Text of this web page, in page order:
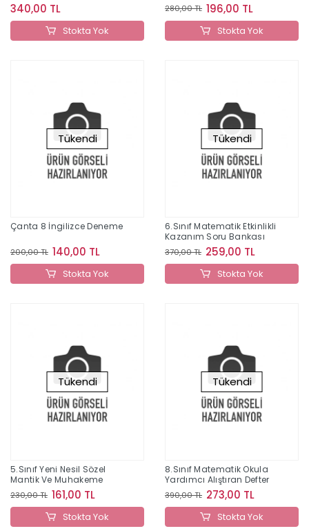
340,00 TL
Stokta Yok
280,00 TL 196,00 TL
Stokta Yok
Tükendi
Çanta 8 İngilizce Deneme
200,00 TL 140,00 TL
Stokta Yok
Tükendi
6.Sınıf Matematik Etkinlikli
Kazanım Soru Bankası
370,00 TL 259,00 TL
Stokta Yok
Tükendi
5.Sınıf Yeni Nesil Sözel
Mantik Ve Muhakeme
230,00 TL 161,00 TL
Stokta Yok
Tükendi
8.Sınıf Matematik Okula
Yardımcı Alıştıran Defter
390,00 TL 273,00 TL
Stokta Yok